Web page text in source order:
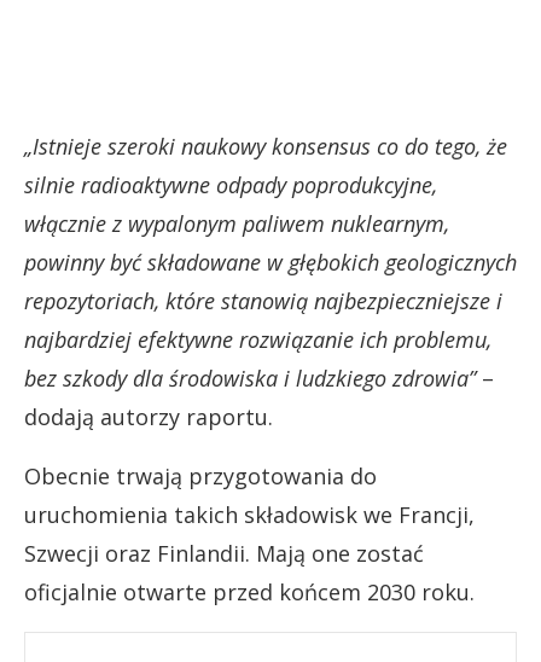
„Istnieje szeroki naukowy konsensus co do tego, że
silnie radioaktywne odpady poprodukcyjne,
włącznie z wypalonym paliwem nuklearnym,
powinny być składowane w głębokich geologicznych
repozytoriach, które stanowią najbezpieczniejsze i
najbardziej efektywne rozwiązanie ich problemu,
bez szkody dla środowiska i ludzkiego zdrowia”–
dodają autorzy raportu.
Obecnie trwają przygotowania do
uruchomienia takich składowisk we Francji,
Szwecji oraz Finlandii. Mają one zostać
oficjalnie otwarte przed końcem 2030 roku.